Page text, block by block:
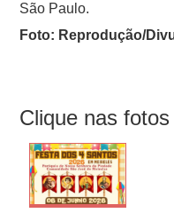
São Paulo.
Foto: Reprodução/
Clique nas